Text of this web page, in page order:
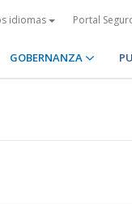
idiomas Portal
GOBERNANZA